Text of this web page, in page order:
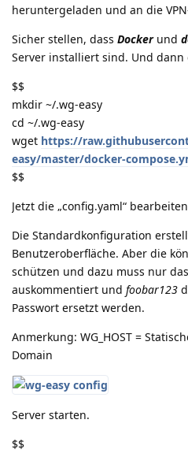
heruntergeladen und an die
Sicher stellen, dass Dockerund
Server installiert sind. Und dann
$$
mkdir ~/.wg-easy
cd ~/.wg-easy
wget https://
easy/master/docker-
$$
Jetzt die „config.yaml“
Die Standardkonfiguration
Benutzeroberfläche. Aber die
schützen und dazu muss nur das
auskommentiert und foobar123
Passwort ersetzt werden.
Anmerkung: WG_HOST =
Domain
Server starten.
$$